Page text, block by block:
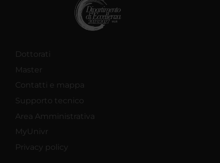
Dottorati
Master
Contatti e mappa
Supporto tecnico
Area Amministrativa
MyUnivr
Privacy policy